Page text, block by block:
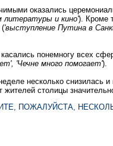
оказались
литературы и кино'). Кроме
('выступление Путина в
понемногу всех
'Чечне много помогает').
несколько снизилась
столицы
ПОЖАЛУЙСТА,